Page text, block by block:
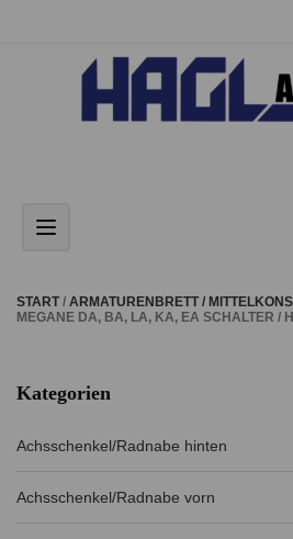
Toggle navigation
START/ ARMATURENBRETT /
MEGANE DA, BA, LA, KA, EA SCHALTER /
Kategorien
Achsschenkel/Radnabe hinten
Achsschenkel/Radnabe vorn